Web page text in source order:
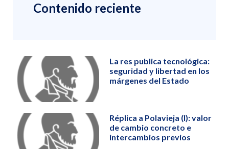
Contenido reciente
La res publica tecnológica:
seguridad y libertad en los
márgenes del Estado
Réplica a Polavieja (I): valor
de cambio concreto e
intercambios previos